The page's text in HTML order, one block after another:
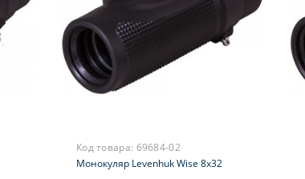
Код товара: 69684-02
Монокуляр Levenhuk Wise 8x32